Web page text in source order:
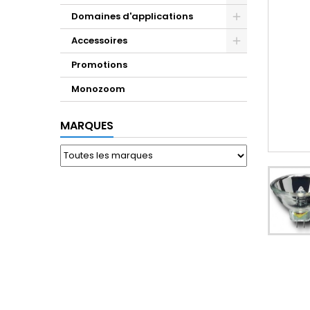
Domaines d'applications
Accessoires
Promotions
Monozoom
MARQUES